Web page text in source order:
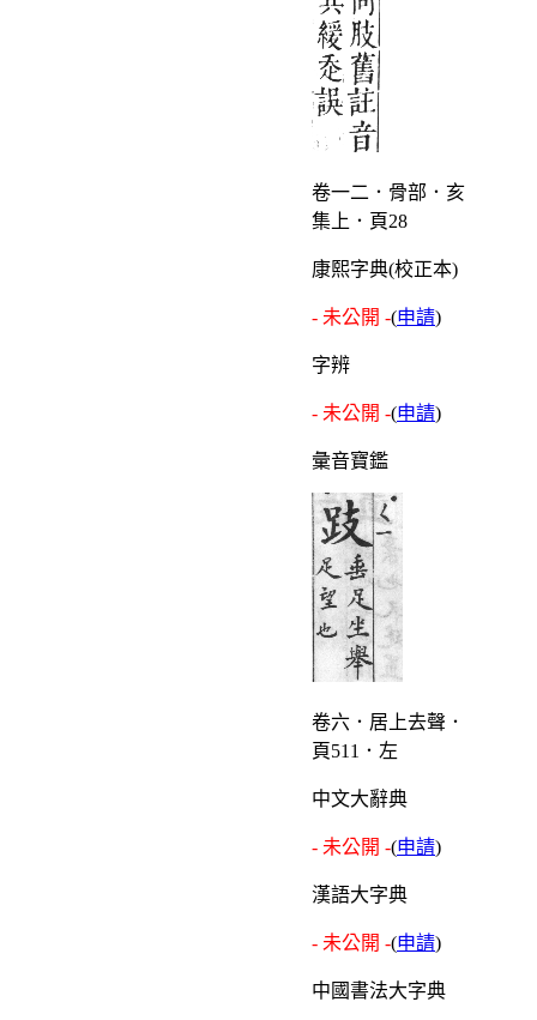
卷一二．骨部．亥
集上．頁28
康熙字典(校正本)
- 未公開 -(申請)
字辨
- 未公開 -(申請)
彙音寶鑑
卷六．居上去聲．
頁511．左
中文大辭典
- 未公開 -(申請)
漢語大字典
- 未公開 -(申請)
中國書法大字典